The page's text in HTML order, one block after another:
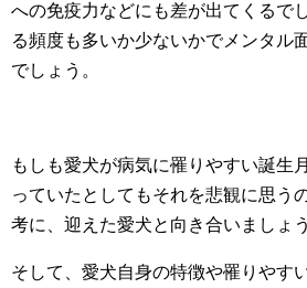
への免疫力などにも差が出てくるで
る頻度も多いか少ないかでメンタル
でしょう。
もしも愛犬が病気に罹りやすい誕生
っていたとしてもそれを悲観に思う
考に、迎えた愛犬と向き合いましょう
そして、愛犬自身の特徴や罹りやす